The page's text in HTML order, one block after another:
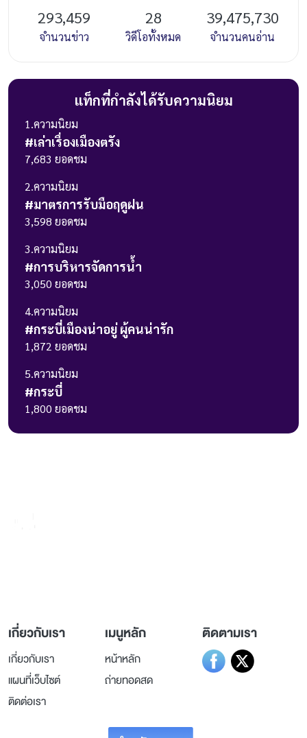
293,459
จำนวนข่าว
28
วิดีโอทั้งหมด
39,475,730
จำนวนคนอ่าน
แท็กที่กำลังได้รับความนิยม
1 .ความนิยม
#เล่าเรื่องเมืองตรัง
7,683 ยอดชม
2.ความนิยม
#มาตรการรับมือฤดูฝน
3,598 ยอดชม
3.ความนิยม
#การบริหารจัดการน้ำ
3,050 ยอดชม
4.ความนิยม
#กระบี่เมืองน่าอยู่ ผู้คนน่ารัก
1,872 ยอดชม
5.ความนิยม
#กระบี่
1,800 ยอดชม
เกี่ยวกับเรา
เกี่ยวกับเรา
แผนที่เว็บไซต์
ติดต่อเรา
เมนูหลัก
หน้าหลัก
ถ่ายทอดสด
ติดตามเรา